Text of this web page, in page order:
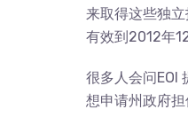
来取得这些独
有效到2012年
很多人会问EOI
想申请州政府